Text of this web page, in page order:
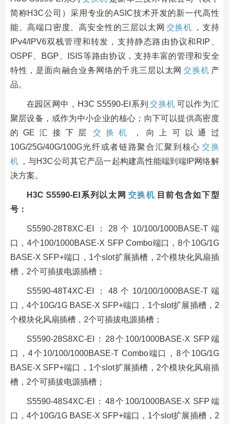
简称H3C公司）采用专业的ASIC技术开发的新一代高性
能、高端口密度、高安全性的三层以太网 交换机
，支持
IPv4/IPV6双栈管理和转发，支持静态路由协议和RIP、
OSPF、BGP、ISIS等路由协议，支持丰富的管理和安全
特性，是面向融合业务网络的千兆三层以太网 交换机 产
品。
在园区网中，H3C S5590-EI系列 交换机 可以作为汇
聚层设备，或作为中小企业的核心；向下可以提供高密度
的GE汇接下层
交换机
，向上可以通过
10G/25G/40G/100G光纤或者链路聚合汇聚到核心 交换
机 ，与H3C公司其它产品一起构建高性能端到端IP网络解
决方案。
H3C S5590-EI系列以太网 交换机 目前包含如下型
号：
S5590-28T8XC-EI：28个10/100/1000BASE-T端
口，4个100/1000BASE-X SFP Combo端口，8个10G/1G
BASE-X SFP+端口，1个slot扩展插槽，2个模块化风扇插
槽，2个可插拔电源插槽；
S5590-48T4XC-EI：48个10/100/1000BASE-T端
口，4个10G/1G BASE-X SFP+端口，1个slot扩展插槽，2
个模块化风扇插槽，2个可插拔电源插槽；
S5590-28S8XC-EI：28个100/1000BASE-X SFP端
口，4个10/100/1000BASE-T Combo端口，8个10G/1G
BASE-X SFP+端口，1个slot扩展插槽，2个模块化风扇插
槽，2个可插拔电源插槽；
S5590-48S4XC-EI：48个100/1000BASE-X SFP端
口，4个10G/1G BASE-X SFP+端口，1个slot扩展插槽，2